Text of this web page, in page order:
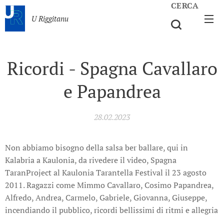
U Riggitanu
CERCA
Ricordi - Spagna Cavallaro
e Papandrea
28.02.2023
Non abbiamo bisogno della salsa ber ballare, qui in
Kalabria a Kaulonia, da rivedere il video, Spagna
TaranProject al Kaulonia Tarantella Festival il 23 agosto
2011. Ragazzi come Mimmo Cavallaro, Cosimo Papandrea,
Alfredo, Andrea, Carmelo, Gabriele, Giovanna, Giuseppe,
incendiando il pubblico, ricordi bellissimi di ritmi e allegria